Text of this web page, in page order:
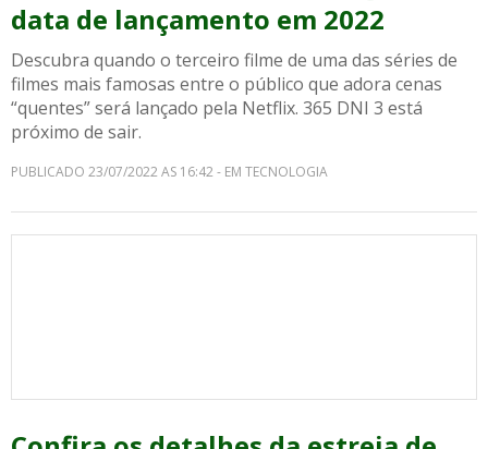
data de lançamento em 2022
Descubra quando o terceiro filme de uma das séries de
filmes mais famosas entre o público que adora cenas
“quentes” será lançado pela Netflix. 365 DNI 3 está
próximo de sair.
PUBLICADO 23/07/2022 AS 16:42 - EM TECNOLOGIA